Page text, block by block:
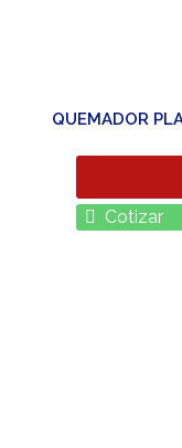
QUEMADOR
Cotizar